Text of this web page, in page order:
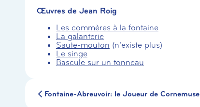
Œuvres de Jean Roig
Les commères à la fontaine
La galanterie
Saute-mouton (n’existe plus)
Le singe
Bascule sur un tonneau
Fontaine-Abreuvoir: le Joueur de Cornemuse